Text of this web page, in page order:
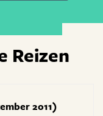
Reizen
2011)